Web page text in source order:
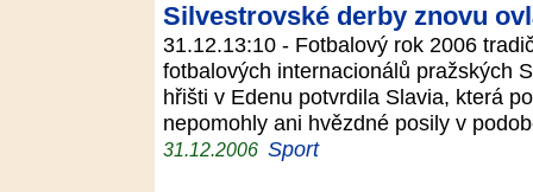
Silvestrovské derby znovu
31.12.13:10 - Fotbalový rok 2006
fotbalových internacionálů pražských
hřišti v Edenu potvrdila Slavia, která
nepomohly ani hvězdné posily v
31.12.2006 Sport